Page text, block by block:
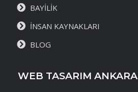
BAYİLİK
İNSAN KAYNAKLARI
BLOG
WEB TASARIM ANKARA